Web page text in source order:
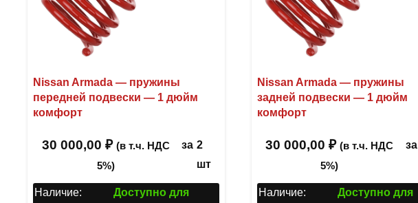
Nissan Armada — пружины
передней подвески — 1 дюйм
комфорт
30 000,00 ₽ (в т.ч. НДС
5%)
за 2
шт
Наличие:
Доступно для
Nissan Armada — пружины
задней подвески — 1 дюйм
комфорт
30 000,00₽ (в т.ч. НДС
5%)
за
Наличие:
Доступно для